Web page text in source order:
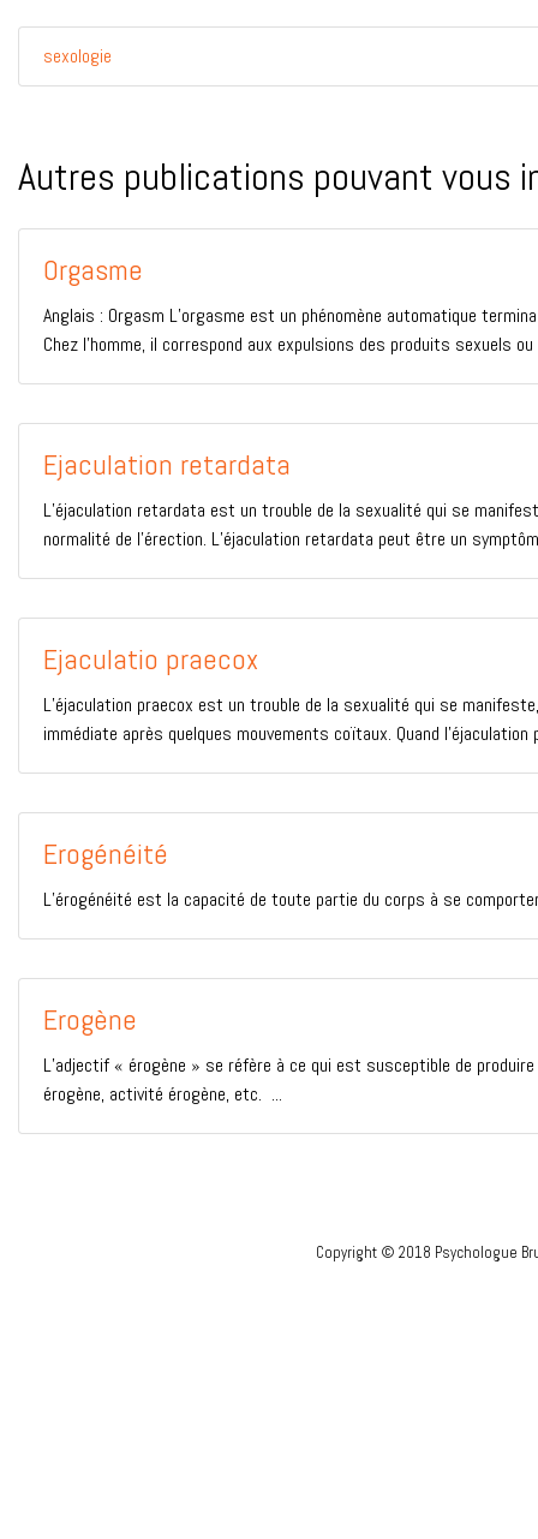
sexologie
Autres publications pouvant vous
Orgasme
Anglais : Orgasm L’orgasme est un phénomène automatique
Chez l’homme, il correspond aux expulsions des produits sexuels
Ejaculation retardata
L’éjaculation retardata est un trouble de la sexualité qui se
normalité de l’érection. L’éjaculation retardata peut être un
Ejaculatio praecox
L’éjaculation praecox est un trouble de la sexualité qui se
immédiate après quelques mouvements coïtaux. Quand
Erogénéité
L’érogénéité est la capacité de toute partie du corps à se
Erogène
L’adjectif « érogène » se réfère à ce qui est susceptible de
érogène, activité érogène, etc. ...
Copyright © 2018 Psychologue